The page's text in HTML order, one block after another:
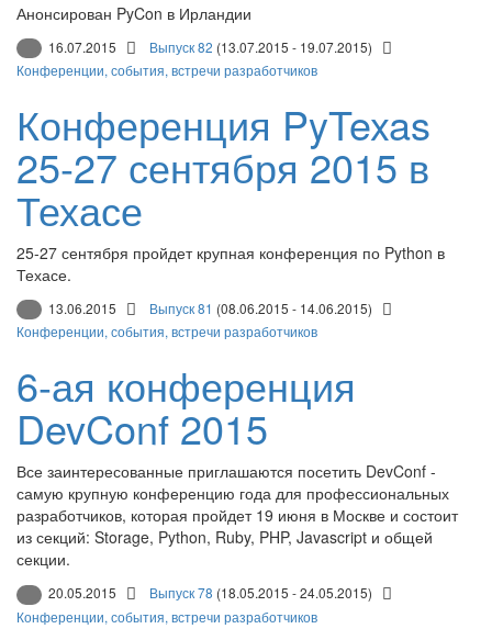
Анонсирован PyCon в Ирландии
16.07.2015 Выпуск 82 (13.07.2015 - 19.07.2015)
Конференции, события, встречи разработчиков
Конференция PyTexas
25-27 сентября 2015 в
Техасе
25-27 сентября пройдет крупная конференция по Python в
Техасе.
13.06.2015 Выпуск 81 (08.06.2015 - 14.06.2015)
Конференции, события, встречи разработчиков
6-ая конференция
DevConf 2015
Все заинтересованные приглашаются посетить DevConf -
самую крупную конференцию года для профессиональных
разработчиков, которая пройдет 19 июня в Москве и состоит
из секций: Storage, Python, Ruby, PHP, Javascript и общей
секции.
20.05.2015 Выпуск 78 (18.05.2015 - 24.05.2015)
Конференции, события, встречи разработчиков